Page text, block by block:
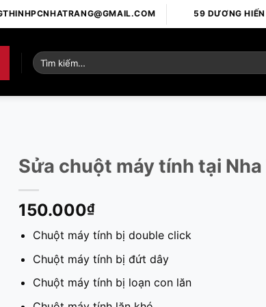
59 DƯƠNG
Tìm
kiếm:
Sửa chuột máy tính tại Nha
150.000₫
Chuột máy tính bị double click
Chuột máy tính bị đứt dây
Chuột máy tính bị loạn con lăn